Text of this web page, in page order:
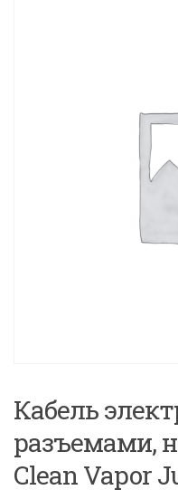
Кабель
разъемами,
Clean Vapor